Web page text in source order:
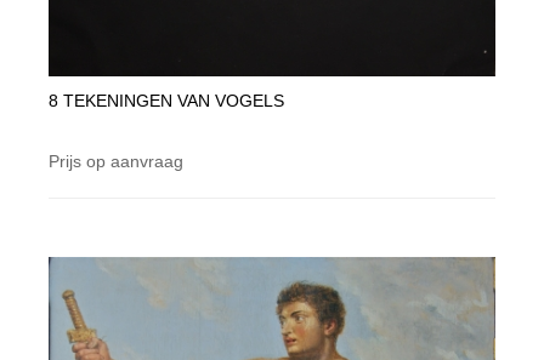
8 TEKENINGEN VAN VOGELS
Prijs op aanvraag